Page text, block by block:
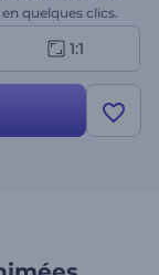
quelques clics.
avec vos amis
de ce qui
ou de la fête du
1:1